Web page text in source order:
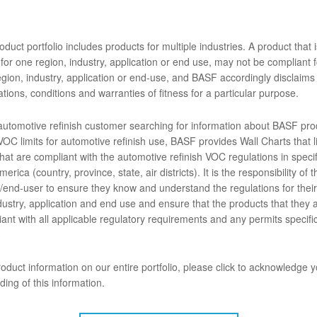
la prochaine génération de professionnels de la finition automobile.
d’Auto Canada à notre camp d’entraînement Glasurit au
jours intensifs, ils ont acquis une expérience pratique avec nos
formateurs experts.
portfolio includes products for multiple industries. A product that
one region, industry, application or end use, may not be compliant
industry, application or end-use, and BASF accordingly disclaims
conditions and warranties of fitness for a particular purpose.
refinish customer searching for information about BASF
limits for automotive refinish use, BASF provides Wall Charts that
are compliant with the automotive refinish VOC regulations in
(country, province, state, air districts). It is the responsibility of
user to ensure they know and understand the regulations for
application and end use and ensure that the products that they
with all applicable regulatory requirements and any permits
information on our entire portfolio, please click to acknowledge
of this information.